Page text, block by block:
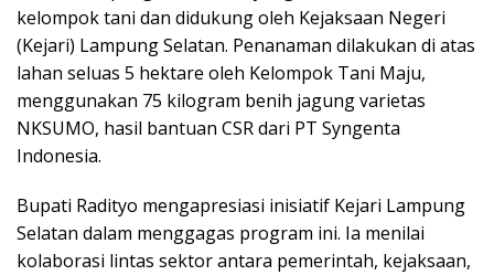
kelompok tani dan didukung oleh Kejaksaan Negeri
(Kejari) Lampung Selatan. Penanaman dilakukan di atas
lahan seluas 5 hektare oleh Kelompok Tani Maju,
menggunakan 75 kilogram benih jagung varietas
NKSUMO, hasil bantuan CSR dari PT Syngenta
Indonesia.
Bupati Radityo mengapresiasi inisiatif Kejari Lampung
Selatan dalam menggagas program ini. Ia menilai
kolaborasi lintas sektor antara pemerintah, kejaksaan,